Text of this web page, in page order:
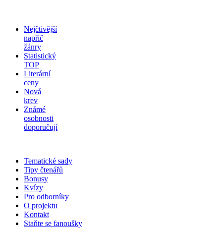
Nejčtivější
napříč
žánry
Statistický
TOP
Literární
ceny
Nová
krev
Známé
osobnosti
doporučují
Tematické sady
Tipy čtenářů
Bonusy
Kvízy
Pro odborníky
O projektu
Kontakt
Staňte se fanoušky